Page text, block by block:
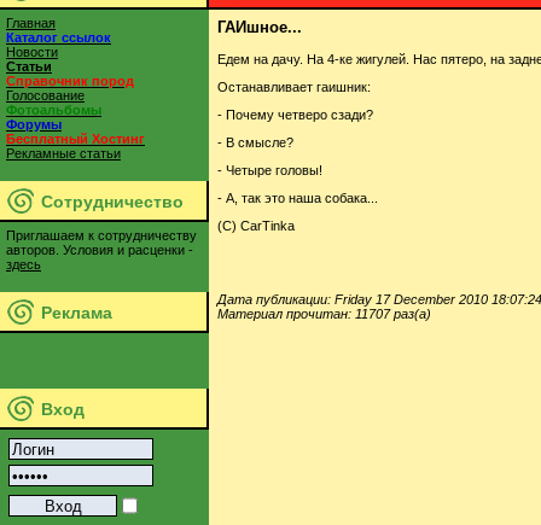
Главная
Каталог ссылок
Новости
Статьи
Справочник пород
Голосование
Фотоальбомы
Форумы
Бесплатный Хостинг
Рекламные статьи
Сотрудничество
Приглашаем к сотрудничеству
авторов. Условия и расценки -
здесь
Реклама
Вход
ГАИшное...
Едем на дачу. На 4-ке жигулей. Нас пятеро, на
Останавливает гаишник:
- Почему четверо сзади?
- В смысле?
- Четыре головы!
- А, так это наша собака...
(С) CarTinka
Дата публикации: Friday 17 December 2010 18:07:24
Материал прочитан: 11707 раз(а)